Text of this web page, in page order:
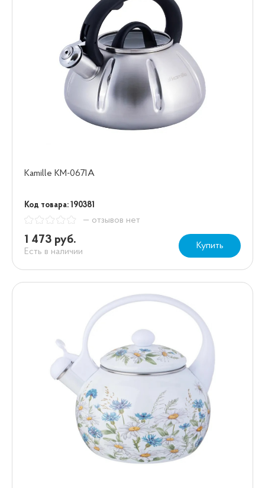
Kamille KM-0671A
Код товара: 190381
— отзывов нет
1 473 руб.
Есть в наличии
Купить